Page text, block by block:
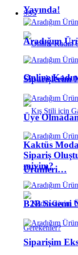
Yayında!
Online
Kaktüs
Ürünleri…
SSS
Aradığım
Siparişlerim
Üye
Sipariş
miyim?
B2B Sistemi
Siparişim